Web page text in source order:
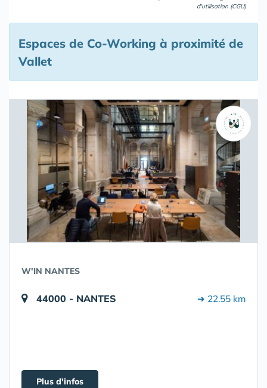
d'utilisation (CGU)
Espaces de Co-Working à proximité de
Vallet
W'IN NANTES
44000 - NANTES ➔ 22.55 km
Plus d'infos